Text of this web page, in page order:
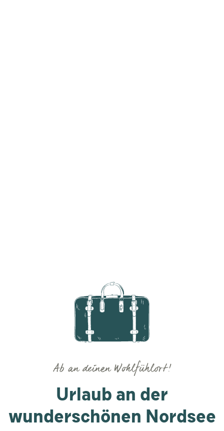
Urlaub an der
wunderschönen Nordsee
Ab an deinen Wohlfühlort!